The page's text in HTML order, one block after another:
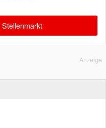
Anzeige